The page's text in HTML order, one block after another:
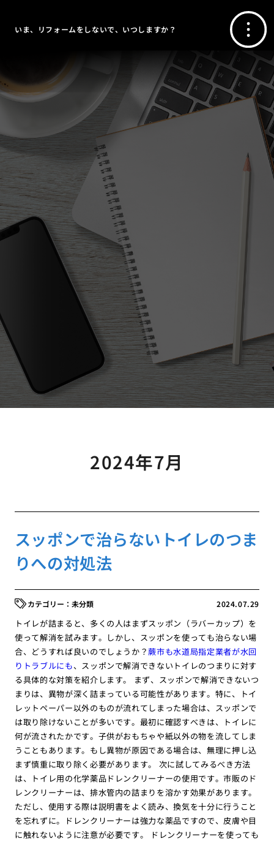
いま、リフォームをしないで、いつしますか？
2024年7月
スッポンで治らないトイレのつま
りへの対処法
2024.07.29
未分類
トイレが詰まると、多くの人はまずスッポン（ラバーカップ）を
使って解消を試みます。しかし、スッポンを使っても治らない場
合、どうすれば良いのでしょうか？蕨市も水道局指定業者が水回
りトラブルにも、スッポンで解消できないトイレのつまりに対す
る具体的な対策を紹介します。 まず、スッポンで解消できないつ
まりは、異物が深く詰まっている可能性があります。特に、トイ
レットペーパー以外のものが流れてしまった場合は、スッポンで
は取り除けないことが多いです。最初に確認すべきは、トイレに
何が流されたかです。子供がおもちゃや紙以外の物を流してしま
うこともあります。もし異物が原因である場合は、無理に押し込
まず慎重に取り除く必要があります。 次に試してみるべき方法
は、トイレ用の化学薬品ドレンクリーナーの使用です。市販のド
レンクリーナーは、排水管内の詰まりを溶かす効果があります。
ただし、使用する際は説明書をよく読み、換気を十分に行うこと
を忘れずに。ドレンクリーナーは強力な薬品ですので、皮膚や目
に触れないように注意が必要です。 ドレンクリーナーを使っても